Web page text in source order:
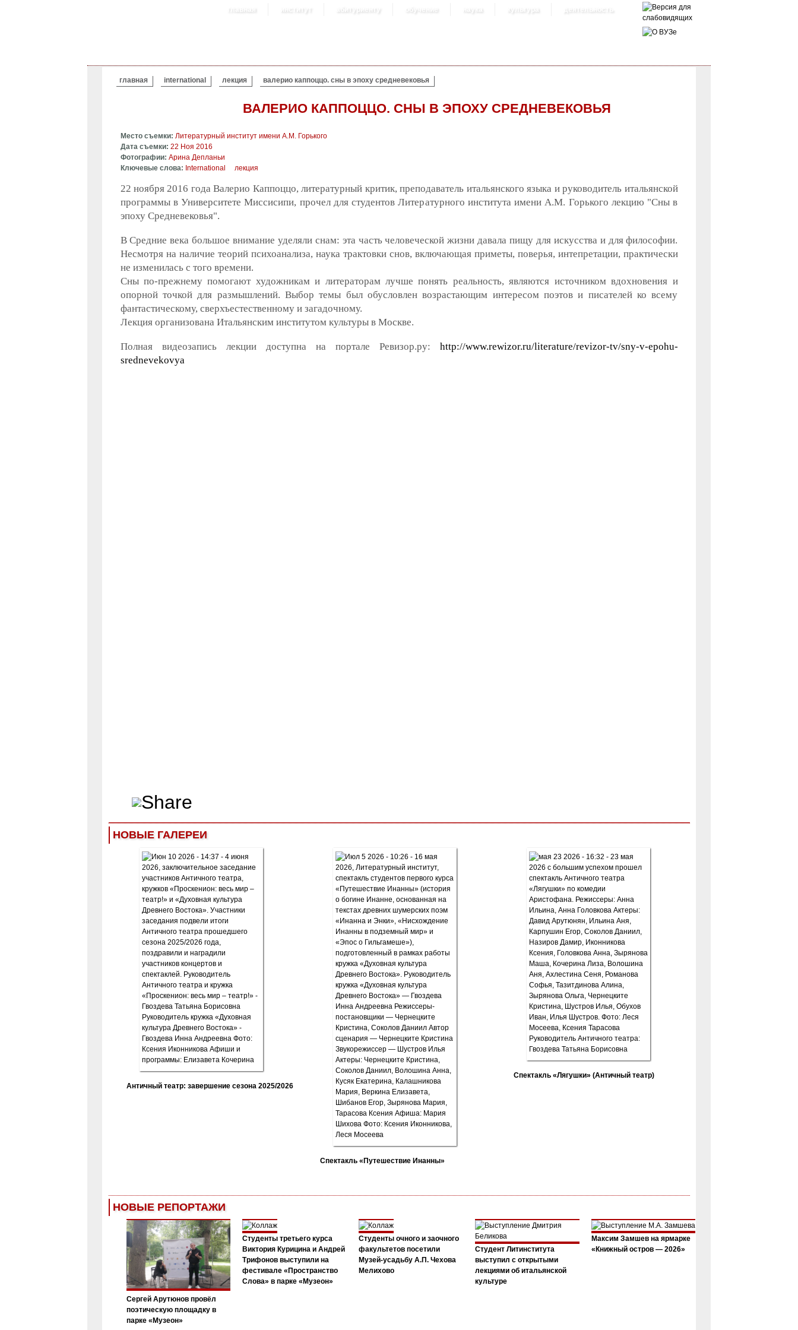
главная институт абитуриенту обучение наука культура деятельность
ВЫ ЗДЕСЬ
главная international лекция валерио каппоццо. сны в эпоху средневековья
ВАЛЕРИО КАППОЦЦО. СНЫ В ЭПОХУ СРЕДНЕВЕКОВЬЯ
Место съемки: Литературный институт имени А.М. Горького
Дата съемки: 22 Ноя 2016
Фотографии: Арина Депланьи
Ключевые слова: International лекция
22 ноября 2016 года Валерио Каппоццо, литературный критик, преподаватель итальянского языка и руководитель итальянской
программы в Университете Миссисипи, прочел для студентов Литературного института имени А.М. Горького лекцию "Сны в
эпоху Средневековья".
В Средние века большое внимание уделяли снам: эта часть человеческой жизни давала пищу для искусства и для философии.
Несмотря на наличие теорий психоанализа, наука трактовки снов, включающая приметы, поверья, интепретации, практически
не изменилась с того времени.
Сны по-прежнему помогают художникам и литераторам лучше понять реальность, являются источником вдохновения и
опорной точкой для размышлений. Выбор темы был обусловлен возрастающим интересом поэтов и писателей ко всему
фантастическому, сверхъестественному и загадочному.
Лекция организована Итальянским институтом культуры в Москве.
Полная видеозапись лекции доступна на портале Ревизор.ру: http://www.rewizor.ru/literature/revizor-tv/sny-v-epohu-
srednevekovya
НОВЫЕ ГАЛЕРЕИ
Античный театр: завершение сезона 2025/2026
Спектакль «Путешествие Инанны»
Спектакль «Лягушки» (Античный театр)
НОВЫЕ РЕПОРТАЖИ
Сергей Арутюнов провёл
поэтическую площадку в
парке «Музеон»
Студенты третьего курса
Виктория Курицина и Андрей
Трифонов выступили на
фестивале «Пространство
Слова» в парке «Музеон»
Студенты очного и заочного
факультетов посетили
Музей-усадьбу А.П. Чехова
Мелихово
Студент Литинститута
выступил с открытыми
лекциями об итальянской
культуре
Максим Замшев на ярмарке
«Книжный остров — 2026»